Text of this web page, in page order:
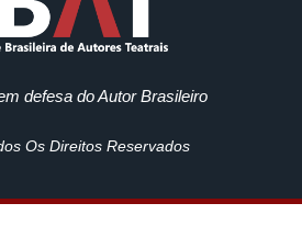
defesa do Autor Brasileiro
Os Direitos Reservados